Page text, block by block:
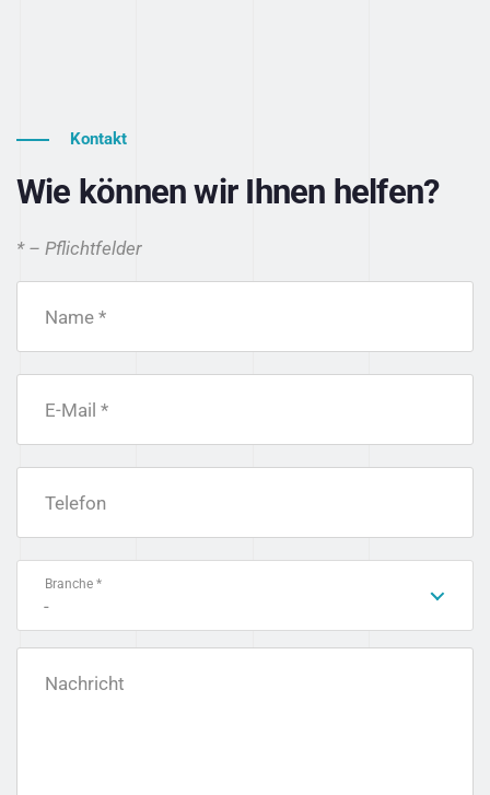
Kontakt
Wie können wir Ihnen helfen?
* – Pflichtfelder
Name *
E-Mail *
Telefon
Branche *
-
Nachricht